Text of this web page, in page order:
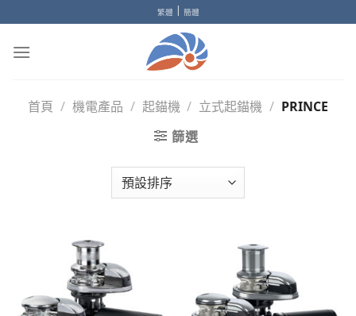
to
content
繁體 | 簡體
首頁 / 機電產品 / 起錨機 / 立式起錨機 / PRINCE
篩選